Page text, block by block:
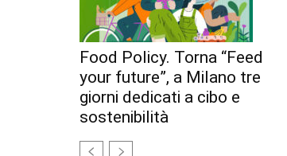
Food Policy. Torna “Feed
your future”, a Milano tre
giorni dedicati a cibo e
sostenibilità